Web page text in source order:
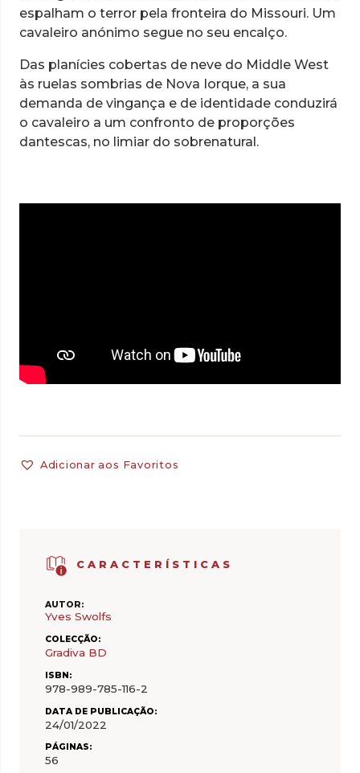
CARACTERÍSTICAS
AUTOR:
Yves Swolfs
COLECÇÃO:
Gradiva BD
ISBN:
978-989-785-116-2
DATA DE PUBLICAÇÃO:
24/01/2022
PÁGINAS:
56
espalham o terror pela fronteira do Missouri. Um
cavaleiro anónimo segue no seu encalço.
Das planícies cobertas de neve do Middle West
às ruelas sombrias de Nova Iorque, a sua
demanda de vingança e de identidade conduzirá
o cavaleiro a um confronto de proporções
dantescas, no limiar do sobrenatural.
Adicionar aos Favoritos